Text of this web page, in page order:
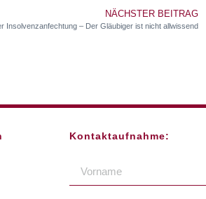
NÄCHSTER BEITRAG
Insolvenzanfechtung – Der Gläubiger ist nicht allwissend
Kontaktaufnahme: